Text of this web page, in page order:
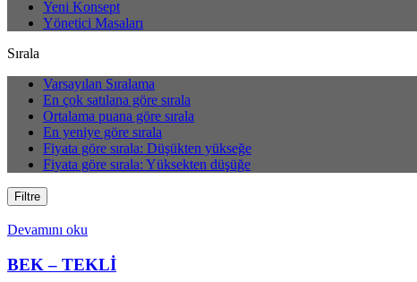
Yeni Konsept
Yönetici Masaları
Sırala
Varsayılan Sıralama
En çok satılana göre sırala
Ortalama puana göre sırala
En yeniye göre sırala
Fiyata göre sırala: Düşükten yükseğe
Fiyata göre sırala: Yüksekten düşüğe
Filtre
Devamını oku
BEK – TEKLİ